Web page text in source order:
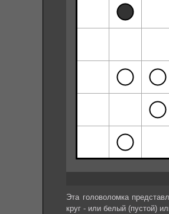
Эта головоломка
круг - или белый (пустой)